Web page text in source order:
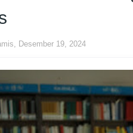
Desember 19, 2024